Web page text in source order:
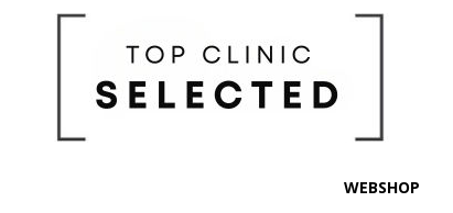
WEBSHOP